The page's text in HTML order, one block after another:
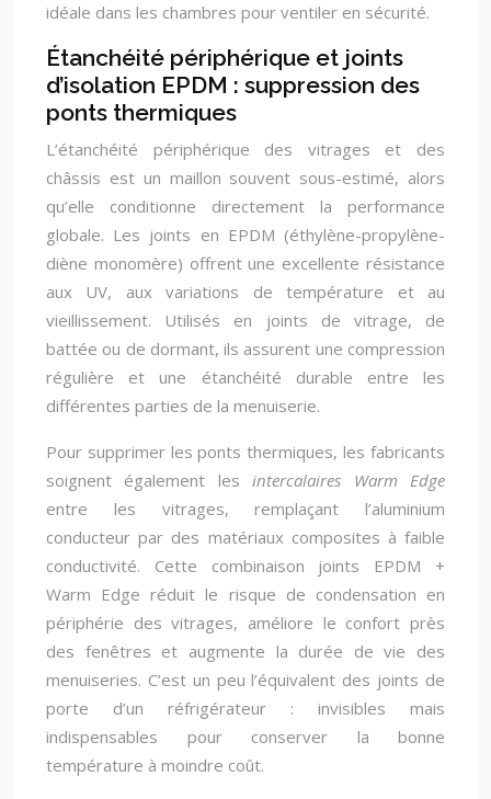
idéale dans les chambres pour ventiler en sécurité.
Étanchéité périphérique et joints
d’isolation EPDM : suppression des
ponts thermiques
L’étanchéité périphérique des vitrages et des
châssis est un maillon souvent sous-estimé, alors
qu’elle conditionne directement la performance
globale. Les joints en EPDM (éthylène-propylène-
diène monomère) offrent une excellente résistance
aux UV, aux variations de température et au
vieillissement. Utilisés en joints de vitrage, de
battée ou de dormant, ils assurent une compression
régulière et une étanchéité durable entre les
différentes parties de la menuiserie.
Pour supprimer les ponts thermiques, les fabricants
soignent également lesintercalaires Warm Edge
entre les vitrages, remplaçant l’aluminium
conducteur par des matériaux composites à faible
conductivité. Cette combinaison joints EPDM +
Warm Edge réduit le risque de condensation en
périphérie des vitrages, améliore le confort près
des fenêtres et augmente la durée de vie des
menuiseries. C’est un peu l’équivalent des joints de
porte d’un réfrigérateur : invisibles mais
indispensables pour conserver la bonne
température à moindre coût.